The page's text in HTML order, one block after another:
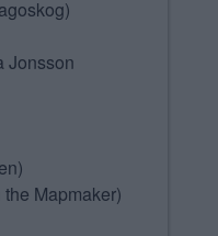
Jonsson
Mapmaker)